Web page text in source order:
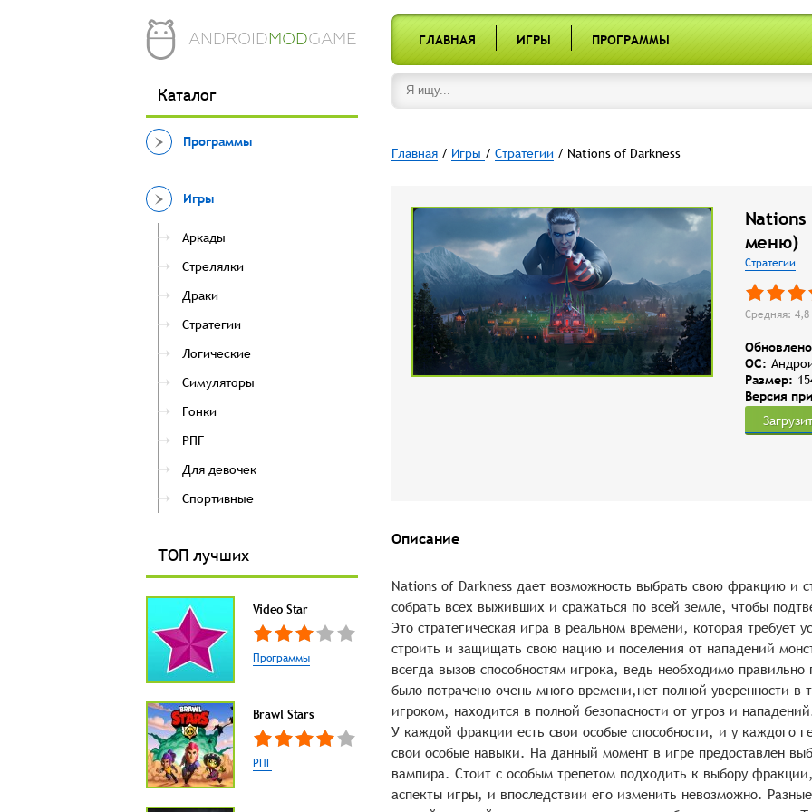
ANDROIDMODGAME ГЛАВНАЯ ИГРЫ ПРОГРАММЫ
Каталог
Программы
Игры
Аркады
Стрелялки
Драки
Стратегии
Логические
Симуляторы
Гонки
РПГ
Для девочек
Спортивные
ТОП лучших
Video Star
Программы
Brawl Stars
РПГ
Главная/ Игры / Стратегии / Nations of Darkness
меню)
Стратегии
Средняя: 4,8
OC:
Размер:
Версия
Описание
Nations of Darkness дает возможность выбрать свою фракцию и
собрать всех выживших и сражаться по всей земле, чтобы
Это стратегическая игра в реальном времени, которая требует
строить и защищать свою нацию и поселения от нападений
всегда вызов способностям игрока, ведь необходимо
было потрачено очень много времени,нет полной уверенности в
игроком, находится в полной безопасности от угроз и
У каждой фракции есть свои особые способности, и у каждого
свои особые навыки. На данный момент в игре предоставлен
вампира. Стоит с особым трепетом подходить к выбору
аспекты игры, и впоследствии его изменить невозможно.